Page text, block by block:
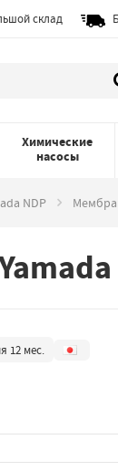
склад
Химические
насосы
NDP
12 мес.